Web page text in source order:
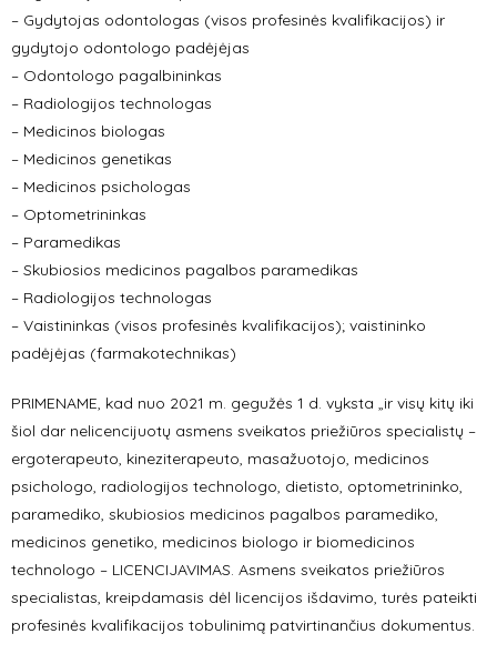
– Gydytojas odontologas (visos profesinės kvalifikacijos) ir
gydytojo odontologo padėjėjas
– Odontologo pagalbininkas
– Radiologijos technologas
– Medicinos biologas
– Medicinos genetikas
– Medicinos psichologas
– Optometrininkas
– Paramedikas
– Skubiosios medicinos pagalbos paramedikas
– Radiologijos technologas
– Vaistininkas (visos profesinės kvalifikacijos); vaistininko
padėjėjas (farmakotechnikas)
PRIMENAME, kad nuo 2021 m. gegužės 1 d. vyksta „ir visų kitų iki
šiol dar nelicencijuotų asmens sveikatos priežiūros specialistų –
ergoterapeuto, kineziterapeuto, masažuotojo, medicinos
psichologo, radiologijos technologo, dietisto, optometrininko,
paramediko, skubiosios medicinos pagalbos paramediko,
medicinos genetiko, medicinos biologo ir biomedicinos
technologo – LICENCIJAVIMAS. Asmens sveikatos priežiūros
specialistas, kreipdamasis dėl licencijos išdavimo, turės pateikti
profesinės kvalifikacijos tobulinimą patvirtinančius dokumentus.